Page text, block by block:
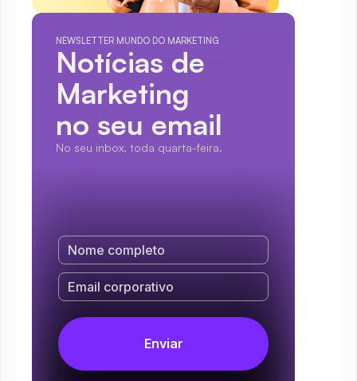
NEWSLETTER MUNDO DO MARKETING
Notícias de
Marketing
no seu email
No seu inbox, toda quarta-feira.